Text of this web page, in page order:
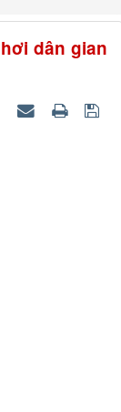
dân gian